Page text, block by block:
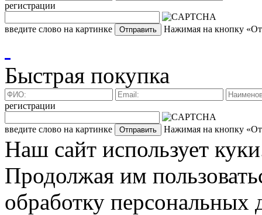
регистрации
введите слово на картинке Нажимая на кнопку
Быстрая покупка
регистрации
введите слово на картинке Нажимая на кнопку
Наш сайт использует
Продолжая им
обработку персональных